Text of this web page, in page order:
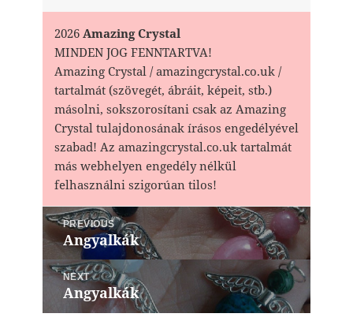
2026Amazing Crystal
MINDEN JOG FENNTARTVA!
Amazing Crystal / amazingcrystal.co.uk /
tartalmát (szövegét, ábráit, képeit, stb.)
másolni, sokszorosítani csak az Amazing
Crystal tulajdonosának írásos engedélyével
szabad! Az amazingcrystal.co.uk tartalmát
más webhelyen engedély nélkül
felhasználni szigorúan tilos!
Bejegyzés
navigáció
PREVIOUS
Previous
post:
Angyalkák
NEXT
Next
post:
Angyalkák